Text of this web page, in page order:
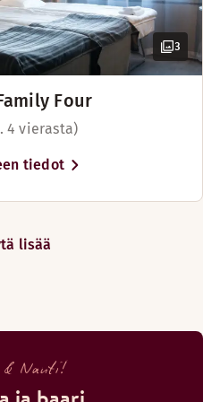
3
Four
4 vierasta)
tiedot
lisää
& Nauti!